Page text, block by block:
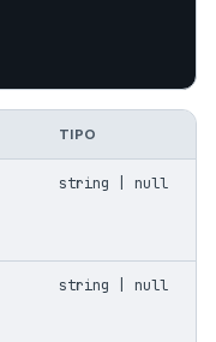
TIPO
string | null
string | null